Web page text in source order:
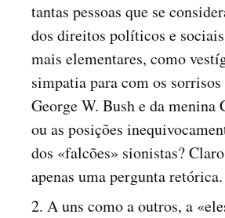
tantas pessoas que se
dos direitos políticos e
mais elementares, como
simpatia para com os
George W. Bush e da menina
ou as posições
dos «falcões» sionistas?
apenas uma pergunta retórica.
2. A uns como a outros, a